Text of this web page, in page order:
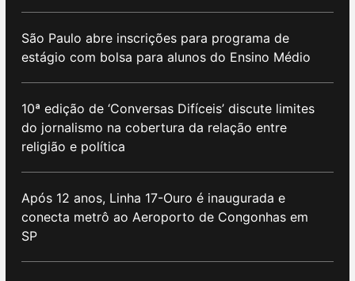
São Paulo abre inscrições para programa de
estágio com bolsa para alunos do Ensino Médio
10ª edição de ‘Conversas Difíceis’ discute limites
do jornalismo na cobertura da relação entre
religião e política
Após 12 anos, Linha 17-Ouro é inaugurada e
conecta metrô ao Aeroporto de Congonhas em
SP